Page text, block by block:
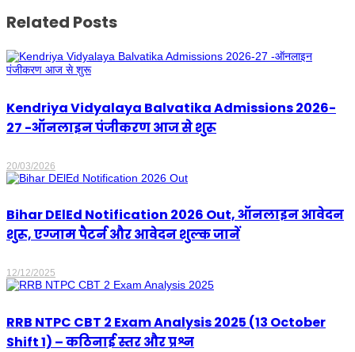
Related Posts
Kendriya Vidyalaya Balvatika Admissions 2026-
27 -ऑनलाइन पंजीकरण आज से शुरू
20/03/2026
Bihar DElEd Notification 2026 Out, ऑनलाइन आवेदन
शुरू, एग्जाम पैटर्न और आवेदन शुल्क जानें
12/12/2025
RRB NTPC CBT 2 Exam Analysis 2025 (13 October
Shift 1) – कठिनाई स्तर और प्रश्न